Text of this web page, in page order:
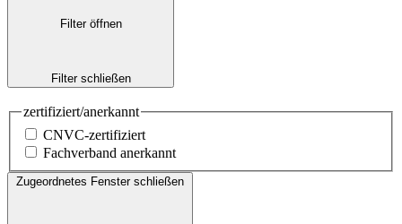
Filter öffnen
Filter schließen
zertifiziert/anerkannt
CNVC-zertifiziert
Fachverband anerkannt
Zugeordnetes Fenster schließen